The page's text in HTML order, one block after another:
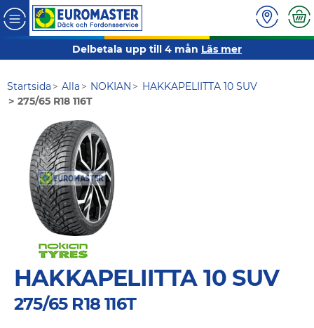
Delbetala upp till 4 mån Läs mer
Startsida Alla NOKIAN
HAKKAPELIITTA 10 SUV
275/65 R18 116T
HAKKAPELIITTA 10 SUV
275/65 R18 116T